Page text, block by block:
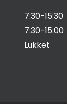
7:30-15:30
7:30-15:00
Lukket